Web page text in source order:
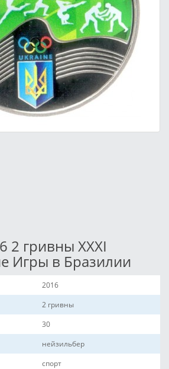
2 гривны XXXI
Игры в Бразилии
2016
2 гривны
30
нейзильбер
спорт